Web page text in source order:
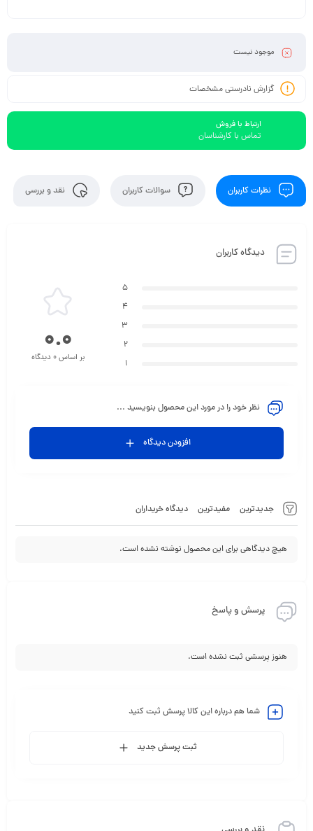
موجود نیست
گزارش نادرستی مشخصات
ارتباط با فروش
تماس با کارشناسان
نظرات کاربران سوالات کاربران نقد و بررسی
دیدگاه کاربران
جدیدترین مفیدترین دیدگاه خریداران
هیچ دیدگاهی برای این محصول نوشته نشده است.
5
4
3
2
1
0.0
بر اساس 0 دیدگاه
نظر خود را در مورد این محصول بنویسید ...
افزودن دیدگاه
پرسش و پاسخ
هنوز پرسشی ثبت نشده است.
شما هم درباره این کالا پرسش ثبت کنید
ثبت پرسش جدید